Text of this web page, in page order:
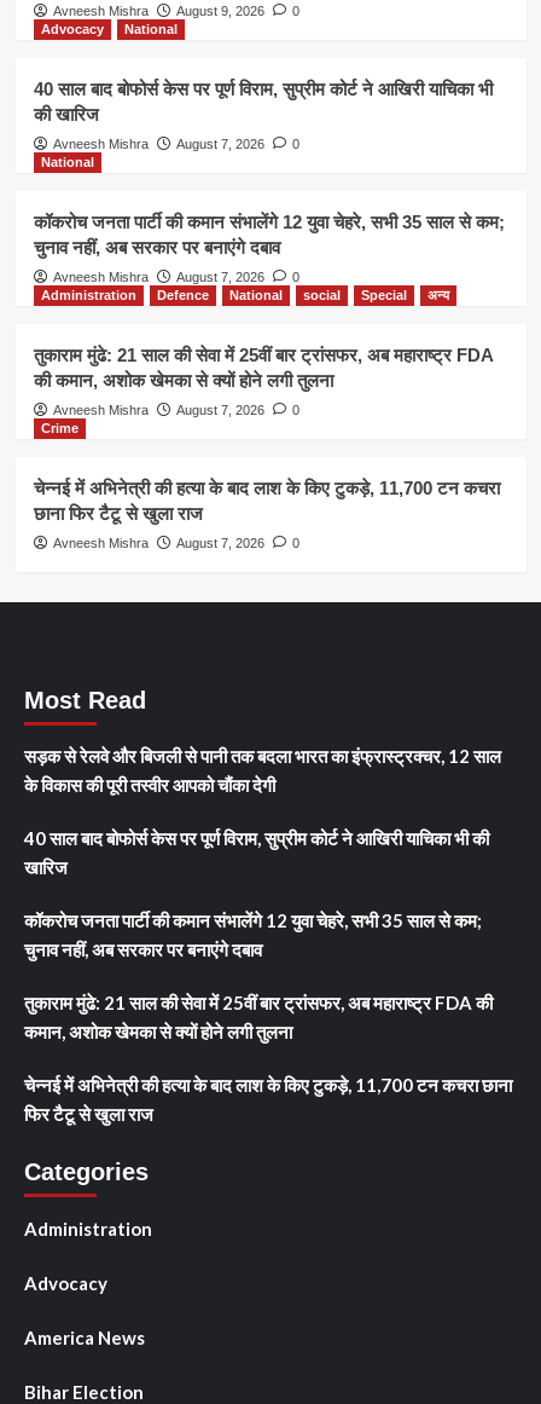
Avneesh Mishra August 9, 2026
0
Advocacy
National
40 साल बाद बोफोर्स केस पर पूर्ण विराम, सुप्रीम कोर्ट ने आखिरी याचिका भी
की खारिज
Avneesh Mishra August 7, 2026
0
National
कॉकरोच जनता पार्टी की कमान संभालेंगे 12 युवा चेहरे, सभी 35 साल से कम;
चुनाव नहीं, अब सरकार पर बनाएंगे दबाव
Avneesh Mishra August 7, 2026
0
Administration
Defence National social Special अन्य
तुकाराम मुंढे: 21 साल की सेवा में 25वीं बार ट्रांसफर, अब महाराष्ट्र FDA
की कमान, अशोक खेमका से क्यों होने लगी तुलना
Avneesh Mishra August 7, 2026
0
Crime
चेन्नई में अभिनेत्री की हत्या के बाद लाश के किए टुकड़े, 11,700 टन कचरा
छाना फिर टैटू से खुला राज
Avneesh Mishra August 7, 2026 0
Most Read
सड़क से रेलवे और बिजली से पानी तक बदला भारत का इंफ्रास्ट्रक्चर, 12 साल
के विकास की पूरी तस्वीर आपको चौंका देगी
40 साल बाद बोफोर्स केस पर पूर्ण विराम, सुप्रीम कोर्ट ने आखिरी याचिका भी की
खारिज
कॉकरोच जनता पार्टी की कमान संभालेंगे 12 युवा चेहरे, सभी 35 साल से कम;
चुनाव नहीं, अब सरकार पर बनाएंगे दबाव
तुकाराम मुंढे: 21 साल की सेवा में 25वीं बार ट्रांसफर, अब महाराष्ट्र FDA की
कमान, अशोक खेमका से क्यों होने लगी तुलना
चेन्नई में अभिनेत्री की हत्या के बाद लाश के किए टुकड़े, 11,700 टन कचरा छाना
फिर टैटू से खुला राज
Categories
Administration
Advocacy
America News
Bihar Election